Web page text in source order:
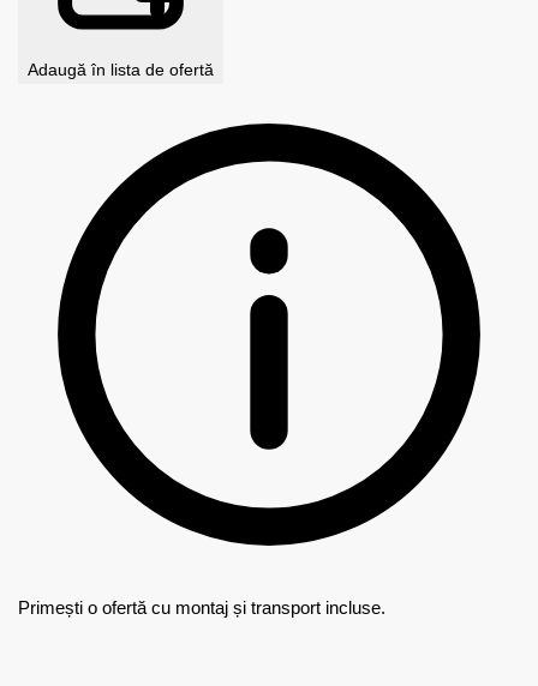
Adaugă în lista de ofertă
Primești o ofertă cu montaj și transport incluse.